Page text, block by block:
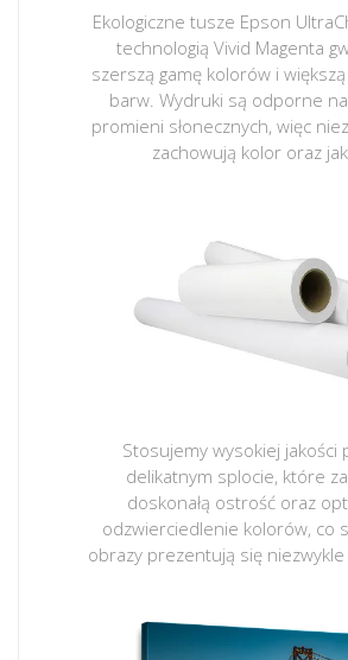
Ekologiczne tusze Epson
technologią Vivid Magenta
szerszą gamę kolorów i
barw. Wydruki są odporne na
promieni słonecznych, więc
zachowują kolor oraz
Stosujemy wysokiej jakości
delikatnym splocie, które
doskonałą ostrość oraz
odzwierciedlenie kolorów, co
obrazy prezentują się